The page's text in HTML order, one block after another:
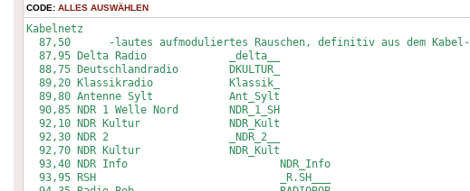
CODE: ALLES AUSWÄHLEN
Kabelnetz
  87,50      -lautes aufmoduliertes Rauschen, definitiv aus dem Kabel-
  87,95	Delta Radio		_delta__
  88,75	Deutschlandradio	DKULTUR_
  89,20	Klassikradio		Klassik_
  89,80	Antenne Sylt		Ant_Sylt
  90,85	NDR 1 Welle Nord	NDR_1_SH
  92,10	NDR Kultur		NDR_Kult
  92,30	NDR 2			_NDR_2__
  92,70	NDR Kultur		NDR_Kult
  93,40	NDR Info			NDR_Info
  93,95	RSH				_R.SH___